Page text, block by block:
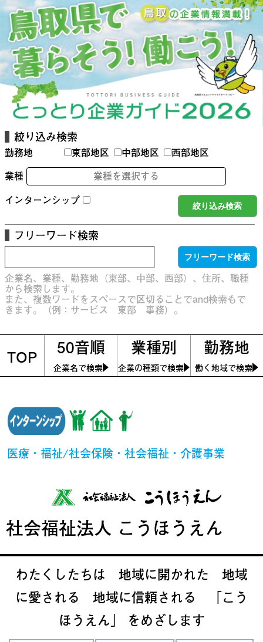
絞り込み検索
勤務地 東部地区 中部地区
西部地区
業種
業種を選択する
インターンシップ
フリーワード検索
企業名、業種、勤務地（東部、中部、西部）、住所、職種
から検索します。
また、複数ワードをスペースで区切ることでand検索もで
きます。（例：サービス 東部 事務）。
TOP 50音順
企業名で検索
業種別
企業の種類で検索
勤務地
働く地域で検索
医療・福祉/社会保険・社会福祉・介護事業
社会福祉法人 こうほうえん
わたくしたちは 地域に開かれた 地域
に愛される 地域に信頼される 「こう
ほうえん」 をめざします